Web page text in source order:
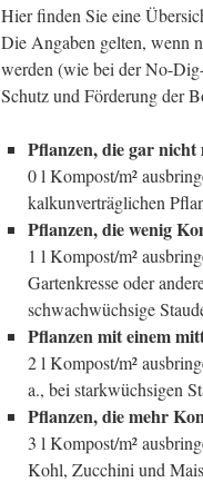
Hier finden Sie eine
Die Angaben gelten, wenn
werden (wie bei der No-
Schutz und Förderung der
Pflanzen, die gar
0 l Kompost/m²
kalkunverträglichen
Pflanzen, die wenig
1 l Kompost/m²
Gartenkresse oder
schwachwüchsige
Pflanzen mit einem
2 l Kompost/m²
a., bei starkwüchsigen
Pflanzen, die mehr
3 l Kompost/m²
Kohl, Zucchini und